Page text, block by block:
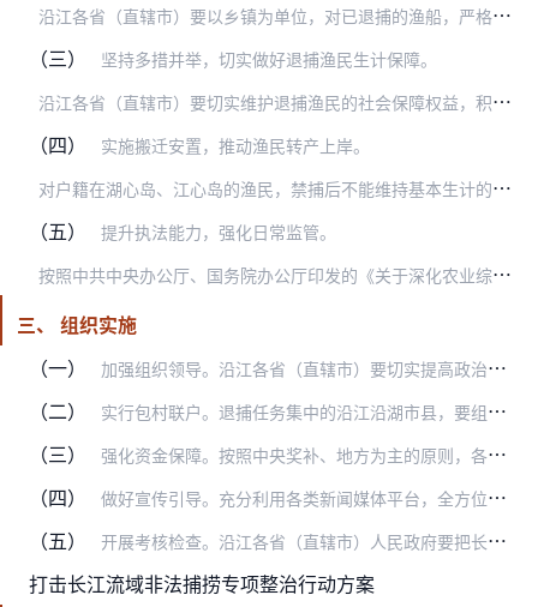
沿
江各省（直辖市）要以乡镇为单位，对已退捕的渔船，严格按照有关规定补偿退捕渔民，注销捕捞证书，及时销毁捕捞网具，分类处置退捕渔船，不留反弹隐患；对尚未退捕的渔船…
（三）
坚持多措并举，切实做好退捕渔民生计保障。
沿
江各省（直辖市）要切实维护退捕渔民的社会保障权益，积极探索参照现有被征地农民政策，将符合条件的退捕渔民按规定纳入相应的社会保障制度，做到应保尽保。要根据渔民年…
（四）
实施搬迁安置，推动渔民转产上岸。
对
户籍在湖心岛、江心岛的渔民，禁捕后不能维持基本生计的，按照科学规划、渔民自愿、政府支持的原则，探索实行搬迁安置，稳妥推进渔民转产上岸。搬迁安置方式既可以集中安…
（五）
提升执法能力，强化日常监管。
按
照中共中央办公厅、国务院办公厅印发的《关于深化农业综合行政执法改革的指导意见》要求，切实加强渔政执法队伍和能力建设，保障执法人员和经费。沿江各省（直辖市）要根…
三、 组织实施
（一）
加强组织领导。沿江各省（直辖市）要切实提高政治站位，完善长江流域禁捕工作协调机制，成立省、市、县三级政府主要负责同志任组长的领导小组，强化部门协同，建立工作专班…
（二） 实行包村联户。退捕任务集中的沿江沿湖市县，要组织领导干部分片包村，工作任务重、难度大的渔村要由县乡领导干部直接分包。包村干部要宣传贯彻禁捕退捕政策，指导核实渔船…
（三） 强化资金保障。按照中央奖补、地方为主的原则，各地要在中央补助资金统一核算、切块到省的基础上，切实落实主体责任，统筹保障禁捕退捕资金需求，加大地方财政资金投入，将…
（四） 做好宣传引导。充分利用各类新闻媒体平台，全方位、广角度、多形式宣讲禁捕退捕重大意义，解读禁捕退捕相关政策措施，及时回应群众关切，推广禁捕退捕工作先进典型和经验做…
（五） 开展考核检查。沿江各省（直辖市）人民政府要把长江流域禁捕工作作为落实“共抓大保护、不搞大开发”的约束性任务，纳入地方政府绩效考核和河长制、湖长制等目标任务考核体…
打击长江流域非法捕捞专项整治行动方案